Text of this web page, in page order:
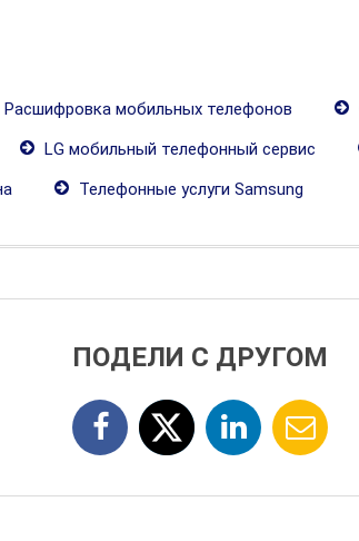
Расшифровка мобильных телефонов
LG мобильный телефонный сервис
Телефонные услуги Samsung
ПОДЕЛИ С ДРУГОМ